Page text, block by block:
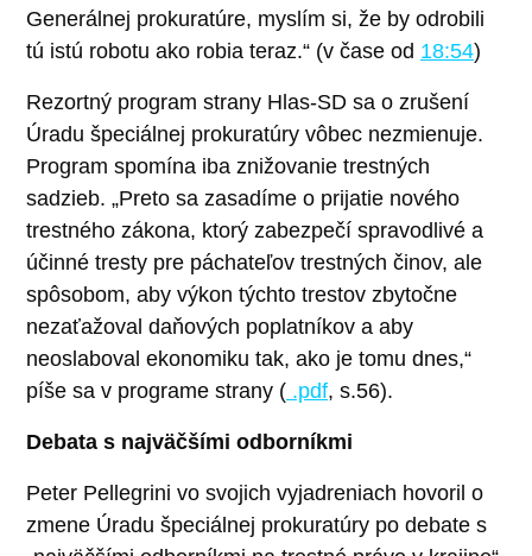
Generálnej prokuratúre, myslím si, že by odrobili
tú istú robotu ako robia teraz.“ (v čase od 18:54)
Rezortný program strany Hlas-SD sa o zrušení
Úradu špeciálnej prokuratúry vôbec nezmienuje.
Program spomína iba znižovanie trestných
sadzieb. „Preto sa zasadíme o prijatie nového
trestného zákona, ktorý zabezpečí spravodlivé a
účinné tresty pre páchateľov trestných činov, ale
spôsobom, aby výkon týchto trestov zbytočne
nezaťažoval daňových poplatníkov a aby
neoslaboval ekonomiku tak, ako je tomu dnes,“
píše sa v programe strany ( .pdf, s.56).
Debata s najväčšími odborníkmi
Peter Pellegrini vo svojich vyjadreniach hovoril o
zmene Úradu špeciálnej prokuratúry po debate s